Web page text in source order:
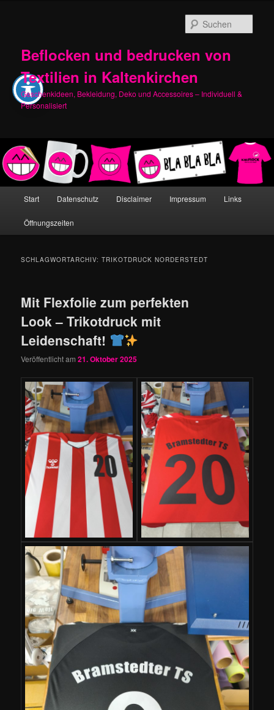
Beflocken und bedrucken von
Textilien in Kaltenkirchen
Geschenkideen, Bekleidung, Deko und Accessoires – Individuell &
Personalisiert
Start Datenschutz Disclaimer Impressum Links
Öffnungszeiten
SCHLAGWORTARCHIV:TRIKOTDRUCK NORDERSTEDT
Mit Flexfolie zum perfekten
Look – Trikotdruck mit
Leidenschaft!
Veröffentlicht am21. Oktober 2025